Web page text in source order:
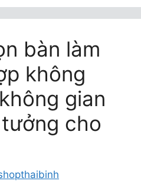
bàn làm
không
gian
cho